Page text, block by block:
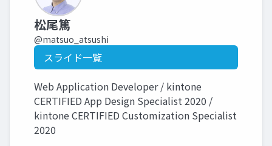
松尾篤
@matsuo_atsushi
スライド一覧
Web Application Developer / kintone
CERTIFIED App Design Specialist 2020 /
kintone CERTIFIED Customization Specialist
2020